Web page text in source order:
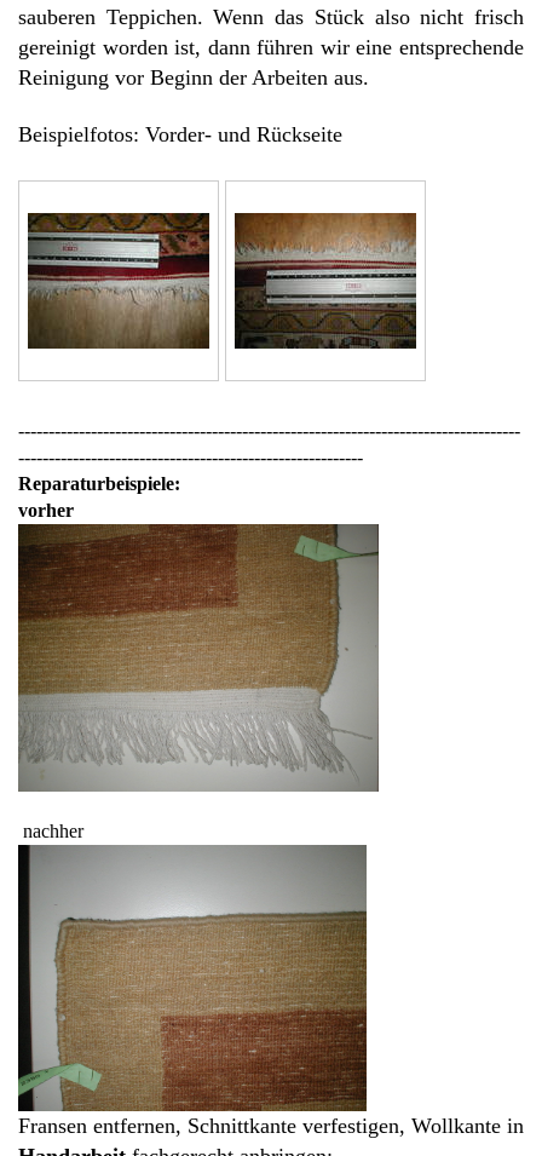
sauberen Teppichen. Wenn das Stück also nicht frisch
gereinigt worden ist, dann führen wir eine entsprechende
Reinigung vor Beginn der Arbeiten aus.
Beispielfotos: Vorder- und Rückseite
-----------------------------------------------------------------------------------
---------------------------------------------------------
Reparaturbeispiele:
vorher
nachher
Fransen entfernen, Schnittkante verfestigen, Wollkante in